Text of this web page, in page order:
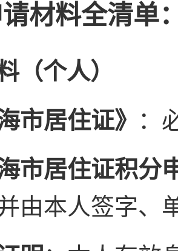
材料全清单
（个人）
市居住证》 ：
海市居住证积分
由本人签字、